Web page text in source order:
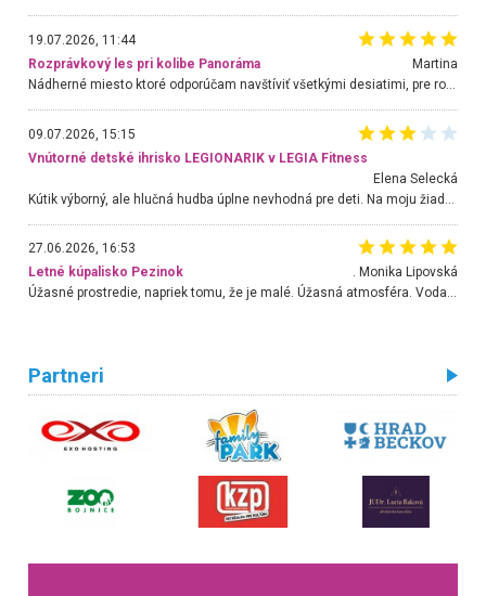
19.07.2026, 11:44
Rozprávkový les pri kolibe Panoráma
Martina
Nádherné miesto ktoré odporúčam navštíviť všetkými desiatimi, pre rodiny s deťmi, dôchodcom... Proste a jednoducho ozaj rozprávkový les.. určite ešte prídeme. Odniesli sme si na pamiatku krásne tričká,
09.07.2026, 15:15
Vnútorné detské ihrisko LEGIONARIK v LEGIA Fitness
Elena Selecká
27.06.2026, 16:53
Letné kúpalisko Pezinok
. Monika Lipovská
Úžasné prostredie, napriek tomu, že je malé. Úžasná atmosféra. Voda fantastická a nádherná. Ľudí je pomerne veľa, ale su mili a ohľaduplní. Je veľmi zaujímavé sledovať, ako dokážu spolu športovať cudzí ľudia a bez ohľadu na vek. Vládne tu pohoda. Vnuka neviem dostať z vody. Ďakujem za krásny deň . Urcite sa sem vrátim. Jediný problém je s parkovaním, ale aj ten sa mi podarilo vyriešiť. Monika Bratislava
Partneri